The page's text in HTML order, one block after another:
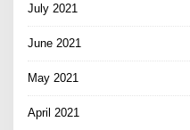
July 2021
June 2021
May 2021
April 2021